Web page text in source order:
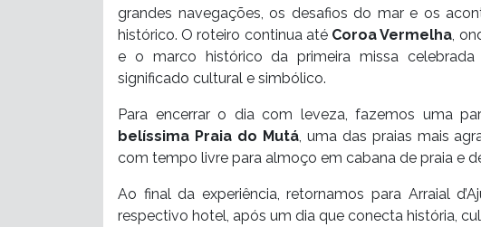
grandes navegações, os desafios do mar e os
histórico. O roteiro continua até Coroa Vermelha,
e o marco histórico da primeira missa
significado cultural e simbólico.
Para encerrar o dia com leveza, fazemos uma
belíssima Praia do Mutá, uma das praias mais
com tempo livre para almoço em cabana de praia e
Ao final da experiência, retornamos para Arraial
respectivo hotel, após um dia que conecta história,